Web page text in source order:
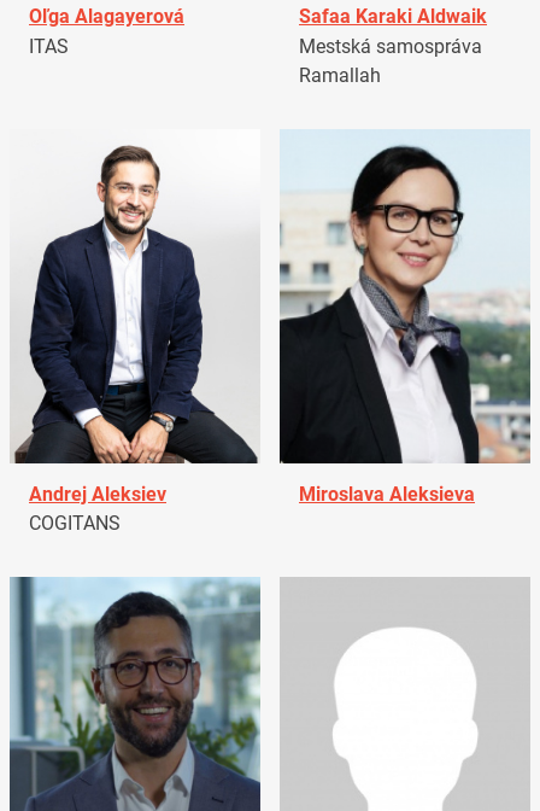
Oľga Alagayerová
ITAS
Safaa Karaki Aldwaik
Mestská samospráva
Ramallah
Andrej Aleksiev
COGITANS
Miroslava Aleksieva